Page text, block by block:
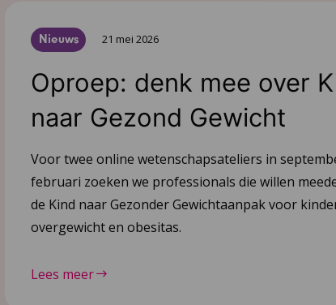
Nieuws 21 mei 2026
Oproep: denk mee over
naar Gezond Gewicht
Voor twee online wetenschapsateliers in
februari zoeken we professionals die willen
de Kind naar Gezonder Gewichtaanpak voor
overgewicht en obesitas.
Lees meer